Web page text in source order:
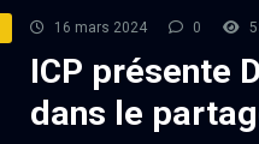
16 mars 2024 0
ICP présente
dans le